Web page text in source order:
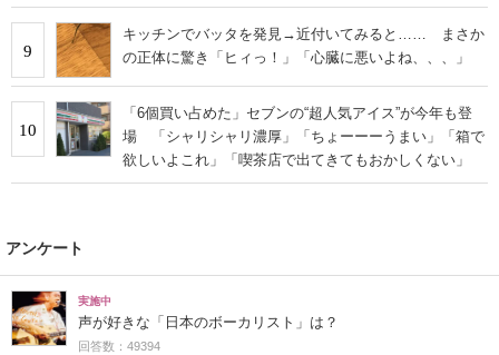
9
キッチンでバッタを発見→近付いてみると…… まさか
の正体に驚き「ヒィっ！」「心臓に悪いよね、、、」
10
「6個買い占めた」セブンの“超人気アイス”が今年も登
場 「シャリシャリ濃厚」「ちょーーーうまい」「箱で
欲しいよこれ」「喫茶店で出てきてもおかしくない」
アンケート
実施中
声が好きな「日本のボーカリスト」は？
回答数：49394